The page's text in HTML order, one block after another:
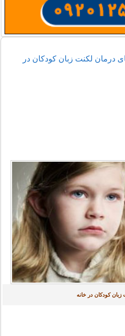
لکنت زبان کودکان در
زبان کودکان در خانه